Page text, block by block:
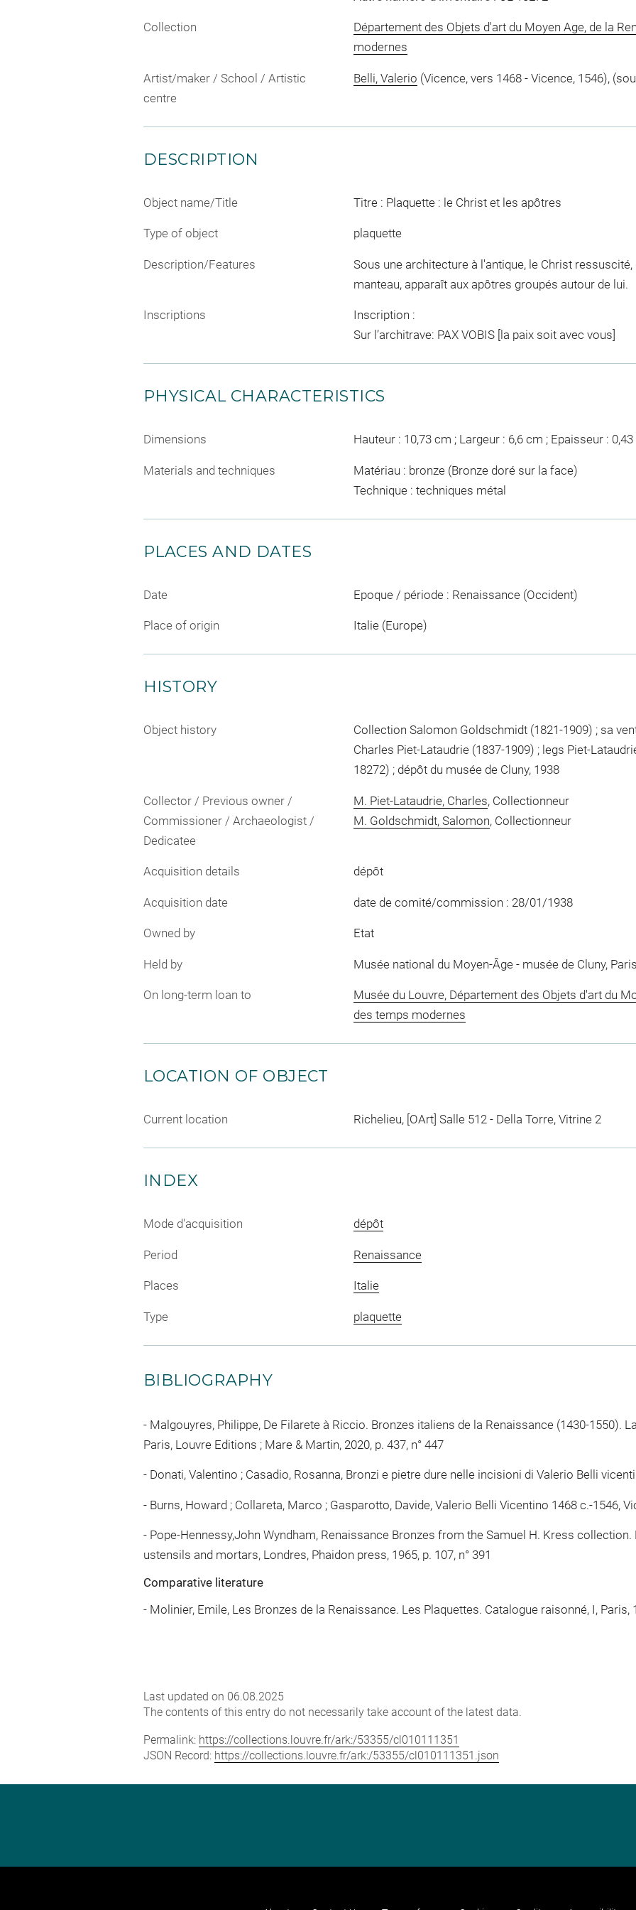
Collection
Département des Objets d'art du Moyen Age, de la
modernes
Artist/maker / School / Artistic
centre
Belli, Valerio (Vicence, vers 1468 - Vicence, 1546),
DESCRIPTION
Object name/Title Titre : Plaquette : le Christ et les apôtres
Type of object plaquette
Description/Features
Sous une architecture à l'antique, le Christ
manteau, apparaît aux apôtres groupés autour de lui.
Inscriptions
Inscription :
Sur l’architrave: PAX VOBIS [la paix soit avec vous]
PHYSICAL CHARACTERISTICS
Dimensions Hauteur : 10,73 cm ; Largeur : 6,6 cm ; Epaisseur :
Materials and techniques
Matériau : bronze (Bronze doré sur la face)
Technique : techniques métal
PLACES AND DATES
Date Epoque / période : Renaissance (Occident)
Place of origin Italie (Europe)
HISTORY
Object history
Collection Salomon Goldschmidt (1821-1909) ; sa
Charles Piet-Lataudrie (1837-1909) ; legs Piet-
18272) ; dépôt du musée de Cluny, 1938
Collector / Previous owner /
Commissioner / Archaeologist /
Dedicatee
M. Piet-Lataudrie, Charles, Collectionneur
M. Goldschmidt, Salomon, Collectionneur
Acquisition details dépôt
Acquisition date date de comité/commission : 28/01/1938
Owned by Etat
Held by Musée national du Moyen-Âge - musée de Cluny,
On long-term loan to
Musée du Louvre, Département des Objets d'art du
des temps modernes
LOCATION OF OBJECT
Current location Richelieu, [OArt] Salle 512 - Della Torre, Vitrine 2
INDEX
Mode d'acquisition dépôt
Period Renaissance
Places Italie
Type plaquette
BIBLIOGRAPHY
Malgouyres, Philippe, De Filarete à Riccio. Bronzes italiens de la Renaissance (1430-1550).
Paris, Louvre Editions ; Mare & Martin, 2020, p. 437, n° 447
Donati, Valentino ; Casadio, Rosanna, Bronzi e pietre dure nelle incisioni di Valerio Belli
Burns, Howard ; Collareta, Marco ; Gasparotto, Davide, Valerio Belli Vicentino 1468 c.-1546,
Pope-Hennessy,John Wyndham, Renaissance Bronzes from the Samuel H. Kress
ustensils and mortars, Londres, Phaidon press, 1965, p. 107, n° 391
Comparative literature
- Molinier, Emile, Les Bronzes de la Renaissance. Les Plaquettes. Catalogue raisonné, I, Paris,
Last updated on 06.08.2025
The contents of this entry do not necessarily take account of the latest data.
Permalink: https://collections.louvre.fr/ark:/53355/cl010111351
JSON Record: https://collections.louvre.fr/ark:/53355/cl010111351.json